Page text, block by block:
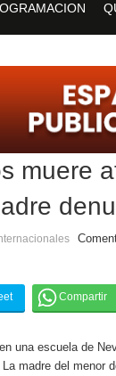
muere
una escuela de
madre del menor